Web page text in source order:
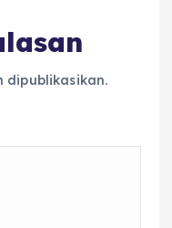
dipublikasikan.